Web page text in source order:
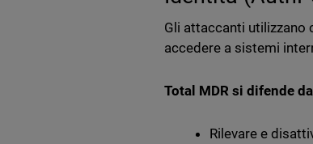
Gli attaccanti utilizzano
accedere a sistemi
Total MDR si difende
Rilevare e